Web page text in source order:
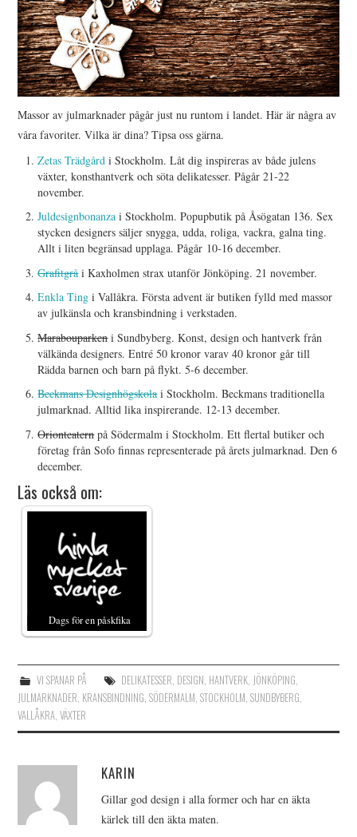
VI SPANAR PÅ
Massor av julmarknader pågår just nu runtom i landet. Här är några av
våra favoriter. Vilka är dina? Tipsa oss gärna.
Zetas Trädgård i Stockholm. Låt dig inspireras av både julens
växter, konsthantverk och söta delikatesser. Pågår 21-22
november.
Juldesignbonanza i Stockholm. Popupbutik på Åsögatan 136. Sex
stycken designers säljer snygga, udda, roliga, vackra, galna ting.
Allt i liten begränsad upplaga. Pågår 10-16 december.
Grafitgråi Kaxholmen strax utanför Jönköping. 21 november.
Enkla Tingi Vallåkra. Första advent är butiken fylld med massor
av julkänsla och kransbindning i verkstaden.
Marabouparkeni Sundbyberg. Konst, design och hantverk från
välkända designers. Entré 50 kronor varav 40 kronor går till
Rädda barnen och barn på flykt. 5-6 december.
Beckmans Designhögskolai Stockholm. Beckmans traditionella
julmarknad. Alltid lika inspirerande. 12-13 december.
Orionteaternpå Södermalm i Stockholm. Ett flertal butiker och
företag från Sofo finnas representerade på årets julmarknad. Den 6
december.
Läs också om:
Dags för en påskfika
VI SPANAR PÅ DELIKATESSER, DESIGN, HANTVERK, JÖNKÖPING,
JULMARKNADER, KRANSBINDNING,SÖDERMALM,STOCKHOLM,SUNDBYBERG,
VALLÅKRA,VÄXTER
KARIN
Gillar god design i alla former och har en äkta
kärlek till den äkta maten.